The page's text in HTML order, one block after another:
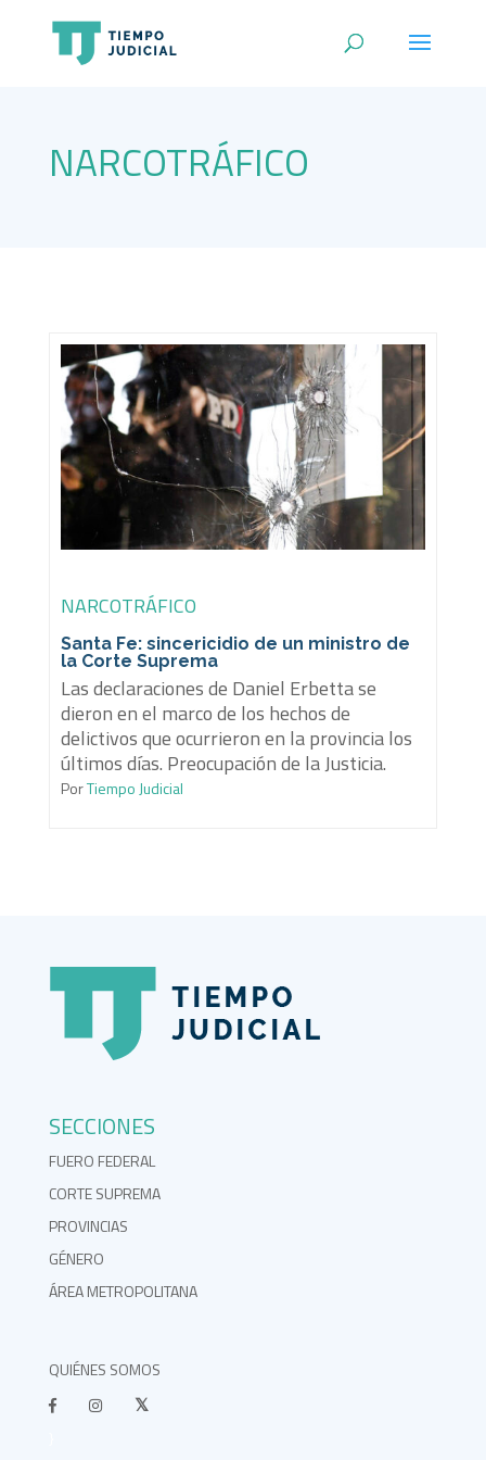
NARCOTRÁFICO
NARCOTRÁFICO
Santa Fe: sincericidio de un ministro de
la Corte Suprema
Las declaraciones de Daniel Erbetta se
dieron en el marco de los hechos de
delictivos que ocurrieron en la provincia los
últimos días. Preocupación de la Justicia.
PorTiempo Judicial
SECCIONES
FUERO FEDERAL
CORTE SUPREMA
PROVINCIAS
GÉNERO
ÁREA METROPOLITANA
QUIÉNES SOMOS